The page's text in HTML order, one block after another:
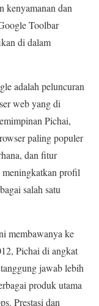
kenyamanan dan
Toolbar
di dalam
adalah peluncuran
web yang di
Pichai,
paling populer
dan fitur
profil
salah satu
membawanya ke
Pichai di angkat
jawab lebih
produk utama
Prestasi dan